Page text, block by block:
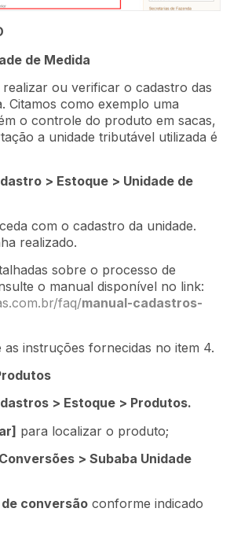
de Medida
ou verificar o cadastro das
Citamos como exemplo uma
o controle do produto em sacas,
a unidade tributável utilizada é
> Estoque > Unidade de
com o cadastro da unidade.
realizado.
sobre o processo de
o manual disponível no link:
faq/manual-cadastros-
as instruções fornecidas no item 4.
> Estoque > Produtos.
para localizar o produto;
> Subaba Unidade
conversão conforme indicado